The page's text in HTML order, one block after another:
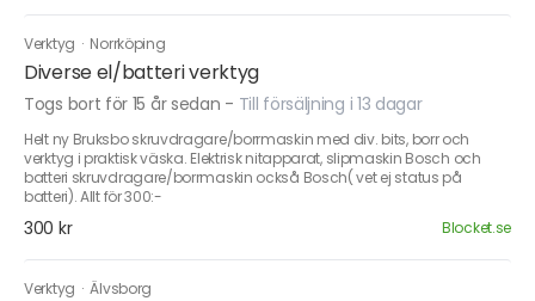
Verktyg · Norrköping
Diverse el/batteri verktyg
Togs bort för 15 år sedan - Till försäljning i 13 dagar
Helt ny Bruksbo skruvdragare/borrmaskin med div. bits, borr och
verktyg i praktisk väska. Elektrisk nitapparat, slipmaskin Bosch och
batteri skruvdragare/borrmaskin också Bosch( vet ej status på
batteri). Allt för 300:-
300 kr Blocket.se
Verktyg ·Älvsborg